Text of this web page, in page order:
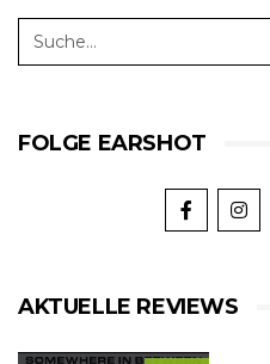
FOLGE EARSHOT
AKTUELLE REVIEWS